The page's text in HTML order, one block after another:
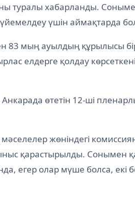
туралы хабарланды.
үшін аймақтарда
83 мың ауылдың құрылысы
елдерге қолдау
өтетін 12-ші
жөніндегі
қарастырылды. Сонымен
егер олар мүше болса, екі